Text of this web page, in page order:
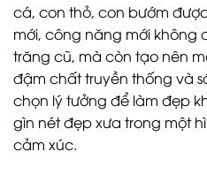
cá, con thỏ, con bướm
mới, công năng mới không
trăng cũ, mà còn tạo nên
đậm chất truyền thống và
chọn lý tưởng để làm đẹp
gìn nét đẹp xưa trong một
cảm xúc.